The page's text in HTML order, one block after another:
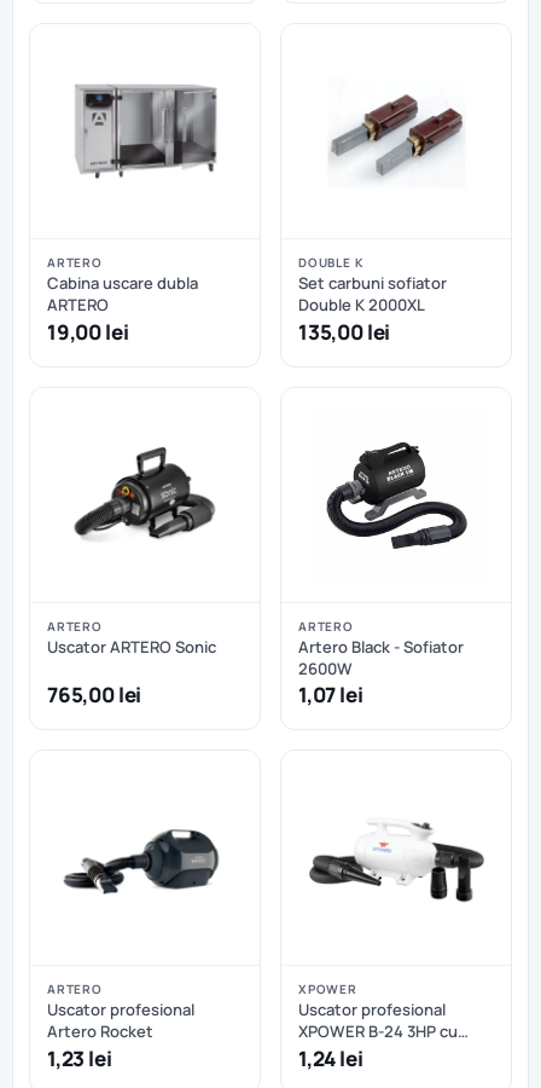
ARTERO
Cabina uscare dubla
ARTERO
19,00 lei
DOUBLE K
Set carbuni sofiator
Double K 2000XL
135,00 lei
ARTERO
Uscator ARTERO Sonic
765,00 lei
ARTERO
Artero Black - Sofiator
2600W
1,07 lei
ARTERO
Uscator profesional
Artero Rocket
1,23 lei
XPOWER
Uscator profesional
XPOWER B-24 3HP cu
caldură, viteza variabila și
3 duze incluse
1,24 lei